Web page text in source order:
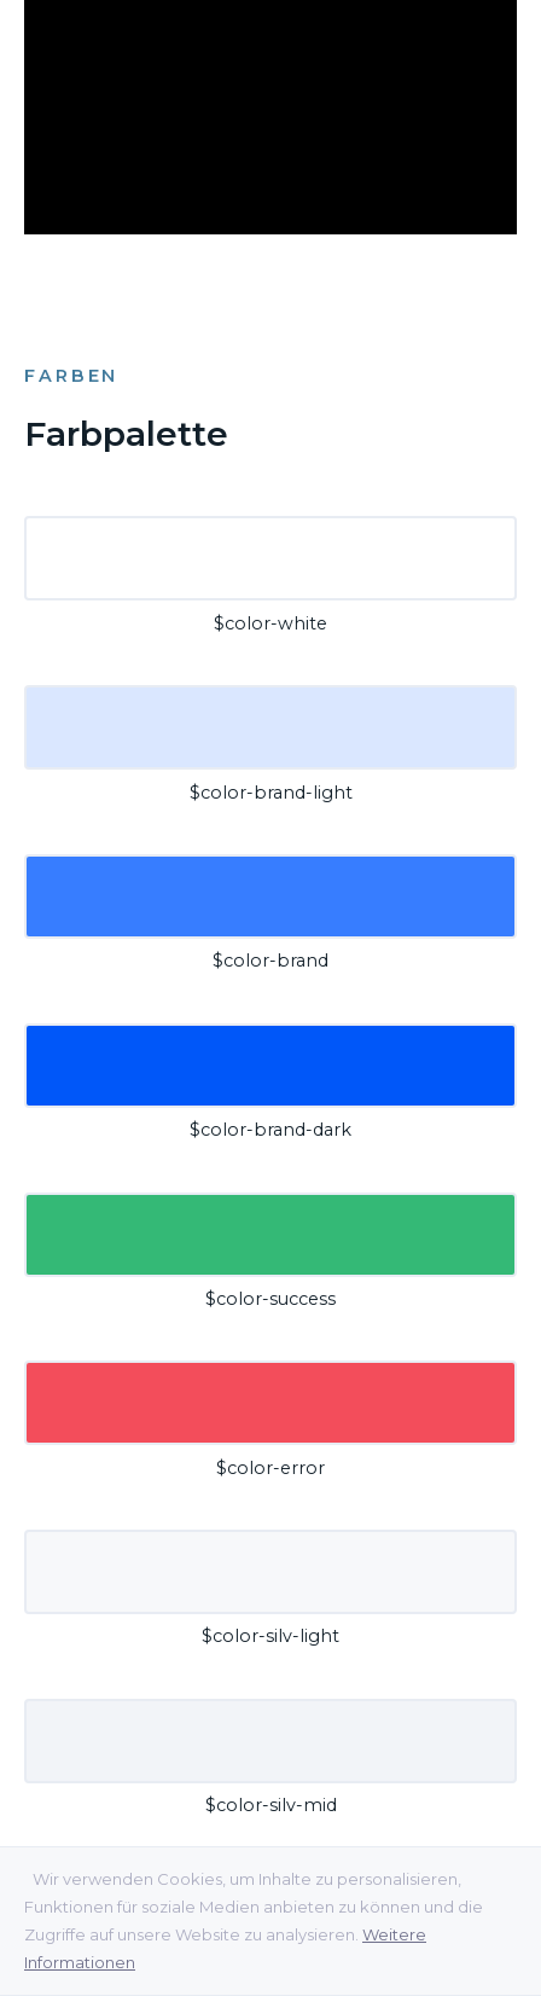
Wir verwenden Cookies, um Inhalte zu personalisieren,
Funktionen für soziale Medien anbieten zu können und die
Zugriffe auf unsere Website zu analysieren. Weitere
Informationen
FARBEN
Farbpalette
$color-white
$color-brand-light
$color-brand
$color-brand-dark
$color-success
$color-error
$color-silv-light
$color-silv-mid